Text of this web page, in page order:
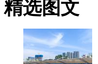
精选图文